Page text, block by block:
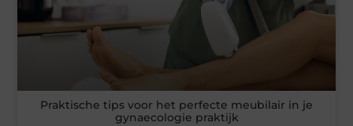
Praktische tips voor het perfecte meubilair in je
gynaecologie praktijk